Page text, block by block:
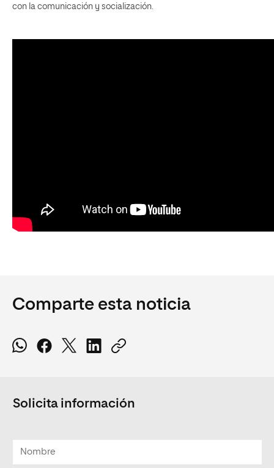
con la comunicación y socialización.
Comparte esta noticia
Solicita información